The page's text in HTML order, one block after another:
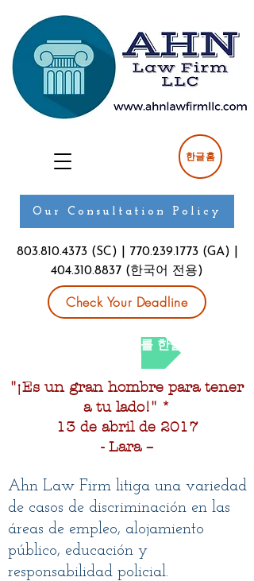
Our Consultation Policy
803.810.4373(SC) | 770.239.1773(GA) |
404.310.8837 (한국어 전용)
한글홈
Check Your Deadline
현재 페이지를 한글로
"¡Es un gran hombre para tener
a tu lado!" *
13 de abril de 2017
- Lara –
Ahn Law Firm litiga una variedad
de casos de discriminación en las
áreas de empleo, alojamiento
público, educación y
responsabilidad policial.